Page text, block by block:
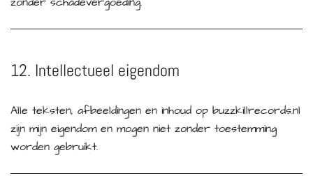
12. Intellectueel eigendom
Alle teksten, afbeeldingen en inhoud op buzzkillrecords.nl
zijn mijn eigendom en mogen niet zonder toestemming
worden gebruikt.